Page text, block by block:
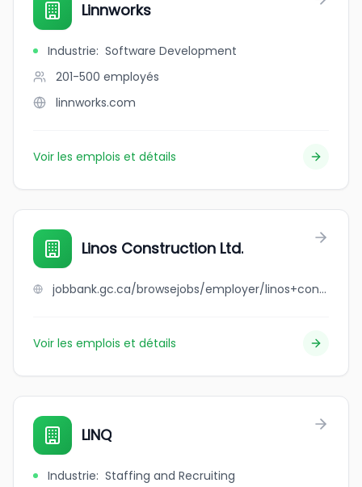
Linnworks
Industrie: Software Development
201-500 employés
linnworks.com
Voir les emplois et détails
Linos Construction Ltd.
jobbank.gc.ca/browsejobs/employer/linos+construction+ltd./ca
Voir les emplois et détails
LINQ
Industrie: Staffing and Recruiting